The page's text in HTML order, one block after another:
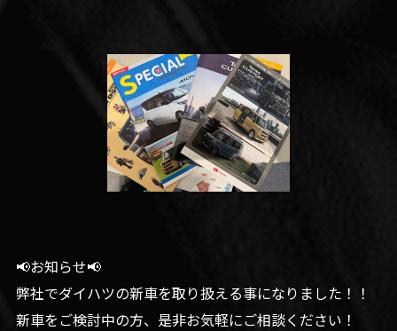
📢お知らせ📢
弊社でダイハツの新車を取り扱える事になりました！！
新車をご検討中の方、是非お気軽にご相談ください！